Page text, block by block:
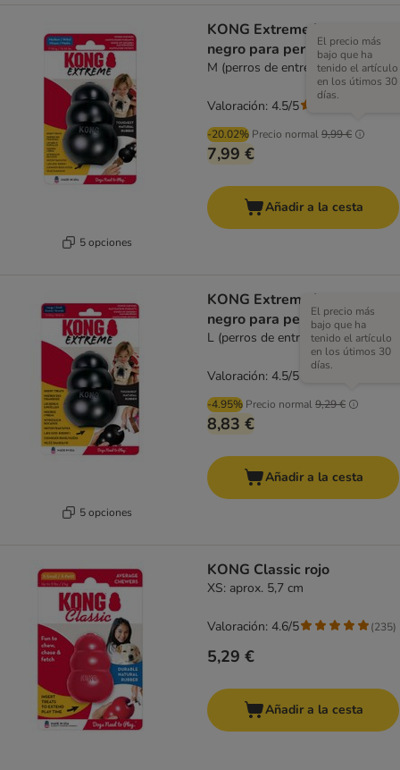
5 opciones
KONG Extreme juguete
negro para perros
M (perros de entre 7 y 16 kg)
-20.02% Precio normal9,99 €
El precio más
bajo que ha
tenido el artículo
en los útimos 30
días.
7,99 €
Valoración: 4.5/5
Añadir a la cesta
5 opciones
KONG Extreme juguete
negro para perros
L (perros de entre 13 y 30 kg)
-4.95% Precio normal9,29 €
El precio más
bajo que ha
tenido el artículo
en los útimos 30
días.
8,83 €
Valoración: 4.5/5
Añadir a la cesta
KONG Classic rojo
XS: aprox. 5,7 cm
5,29 €
Valoración: 4.6/5 (235)
Añadir a la cesta